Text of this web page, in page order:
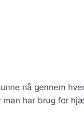
nå gennem
har brug for